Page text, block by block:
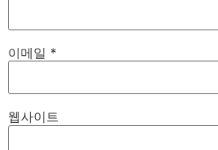
이메일 *
웹사이트